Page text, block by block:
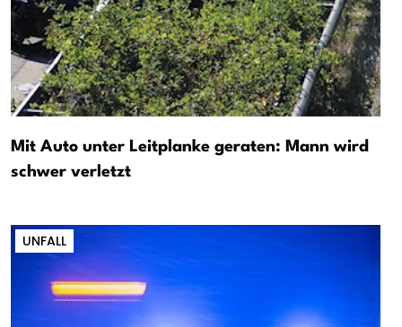
Mit Auto unter Leitplanke geraten: Mann wird
schwer verletzt
UNFALL